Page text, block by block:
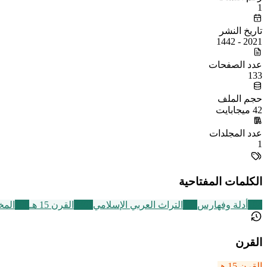
1
تاريخ النشر
2021 - 1442
عدد الصفحات
133
حجم الملف
42 ميجابايت
عدد المجلدات
1
الكلمات المفتاحية
أدلة وفهارس التراث العربي الإسلامي القرن 15 هـ
القرن